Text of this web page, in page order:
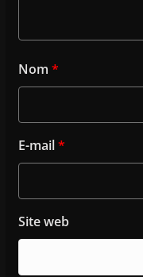
Nom *
E-mail*
Site web